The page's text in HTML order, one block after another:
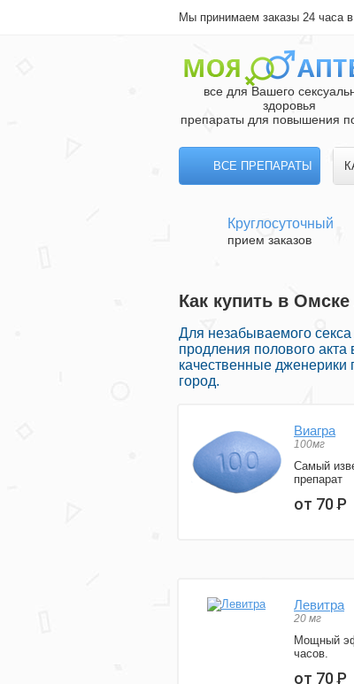
Мы принимаем заказы 24 часа в
все для Вашего
здоровья
препараты для повышения
ВСЕ ПРЕПАРАТЫ
Круглосуточный
прием заказов
Как купить в
Для незабываемого
продления полового
качественные дженерики
город.
Виагра
100мг
Самый
препарат
от 70Р
Левитра
20 мг
Мощный
часов.
от 70Р